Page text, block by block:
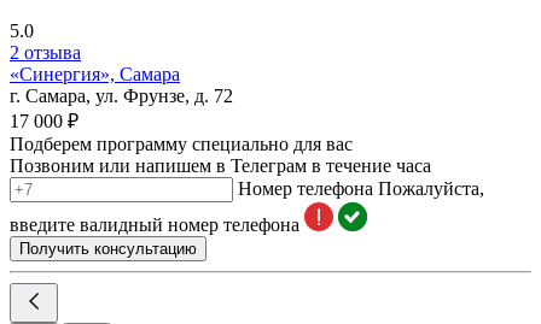
5.0
2 отзыва
«Синергия», Самара
г. Самара, ул. Фрунзе, д. 72
17 000 ₽
Подберем программу специально для вас
Позвоним или напишем в Телеграм в течение часа
Номер телефона Пожалуйста,
введите валидный номер телефона
Получить консультацию